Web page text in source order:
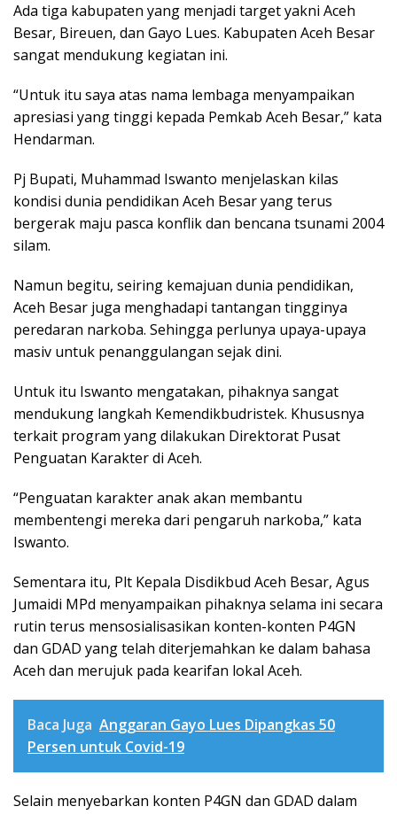
Ada tiga kabupaten yang menjadi target yakni Aceh
Besar, Bireuen, dan Gayo Lues. Kabupaten Aceh Besar
sangat mendukung kegiatan ini.
“Untuk itu saya atas nama lembaga menyampaikan
apresiasi yang tinggi kepada Pemkab Aceh Besar,” kata
Hendarman.
Pj Bupati, Muhammad Iswanto menjelaskan kilas
kondisi dunia pendidikan Aceh Besar yang terus
bergerak maju pasca konflik dan bencana tsunami 2004
silam.
Namun begitu, seiring kemajuan dunia pendidikan,
Aceh Besar juga menghadapi tantangan tingginya
peredaran narkoba. Sehingga perlunya upaya-upaya
masiv untuk penanggulangan sejak dini.
Untuk itu Iswanto mengatakan, pihaknya sangat
mendukung langkah Kemendikbudristek. Khususnya
terkait program yang dilakukan Direktorat Pusat
Penguatan Karakter di Aceh.
“Penguatan karakter anak akan membantu
membentengi mereka dari pengaruh narkoba,” kata
Iswanto.
Sementara itu, Plt Kepala Disdikbud Aceh Besar, Agus
Jumaidi MPd menyampaikan pihaknya selama ini secara
rutin terus mensosialisasikan konten-konten P4GN
dan GDAD yang telah diterjemahkan ke dalam bahasa
Aceh dan merujuk pada kearifan lokal Aceh.
Baca Juga Anggaran Gayo Lues Dipangkas 50
Persen untuk Covid-19
Selain menyebarkan konten P4GN dan GDAD dalam